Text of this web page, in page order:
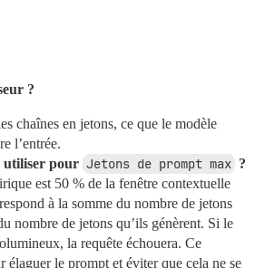
?
chaînes en jetons, ce que le modèle
l’entrée.
utiliser pour Jetons de prompt max ?
est 50 % de la fenêtre contextuelle
à la somme du nombre de jetons
nombre de jetons qu’ils génèrent. Si le
la requête échouera. Ce
élaguer le prompt et éviter que cela ne se